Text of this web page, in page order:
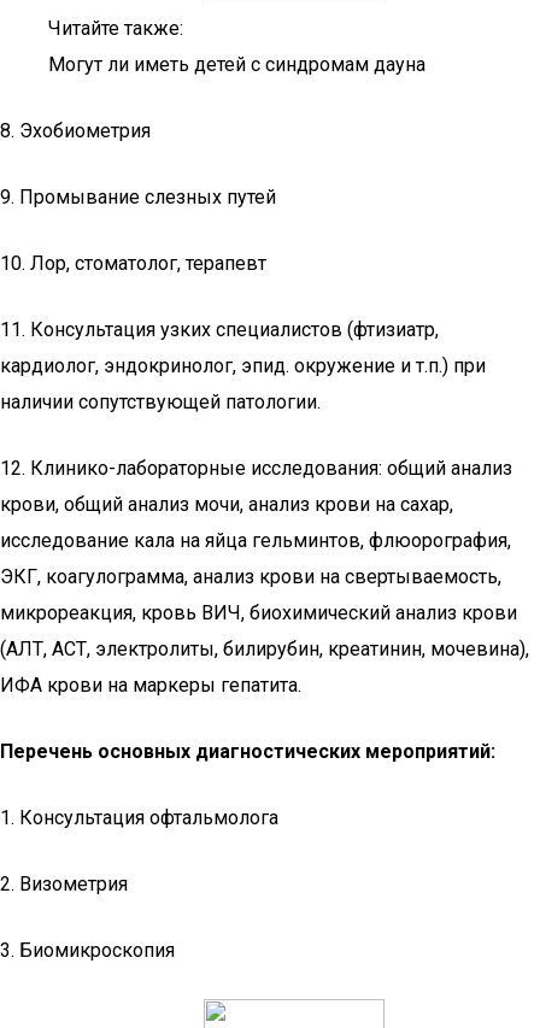
Читайте также:
Могут ли иметь детей с синдромам дауна
8. Эхобиометрия
9. Промывание слезных путей
10. Лор, стоматолог, терапевт
11. Консультация узких специалистов (фтизиатр,
кардиолог, эндокринолог, эпид. окружение и т.п.) при
наличии сопутствующей патологии.
12. Клинико-лабораторные исследования: общий анализ
крови, общий анализ мочи, анализ крови на сахар,
исследование кала на яйца гельминтов, флюорография,
ЭКГ, коагулограмма, анализ крови на свертываемость,
микрореакция, кровь ВИЧ, биохимический анализ крови
(АЛТ, АСТ, электролиты, билирубин, креатинин, мочевина),
ИФА крови на маркеры гепатита.
Перечень основных диагностических мероприятий:
1. Консультация офтальмолога
2. Визометрия
3. Биомикроскопия